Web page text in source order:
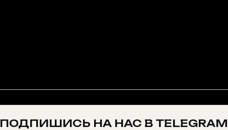
ПОДПИШИСЬ НА НАС В